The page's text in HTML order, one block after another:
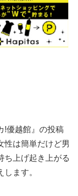
!優越館』の投稿
性は簡単だけど男
ち上げ起き上がる
ます。